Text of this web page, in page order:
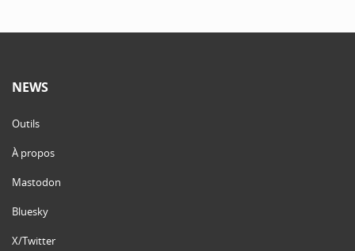
NEWS
Outils
À propos
Mastodon
Bluesky
X/Twitter